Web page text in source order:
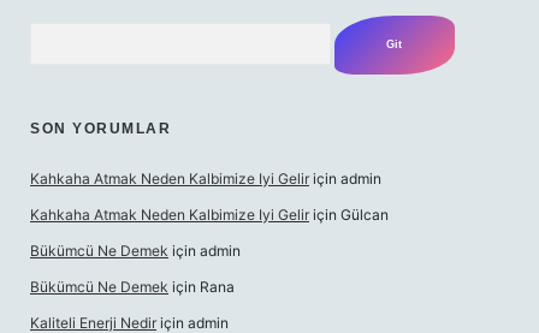
SON YORUMLAR
Kahkaha Atmak Neden Kalbimize Iyi Gelir için admin
Kahkaha Atmak Neden Kalbimize Iyi Gelir için Gülcan
Bükümcü Ne Demek için admin
Bükümcü Ne Demek için Rana
Kaliteli Enerji Nedir için admin